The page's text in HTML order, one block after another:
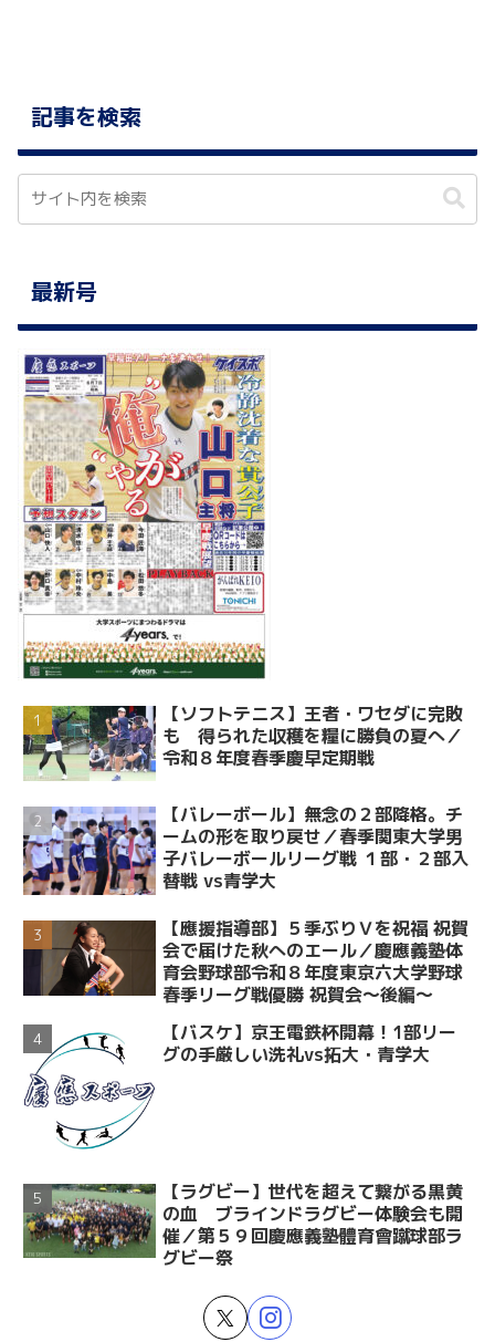
記事を検索
最新号
【ソフトテニス】王者・ワセダに完敗
も 得られた収穫を糧に勝負の夏へ／
令和８年度春季慶早定期戦
【バレーボール】無念の２部降格。チ
ームの形を取り戻せ／春季関東大学男
子バレーボールリーグ戦 １部・２部入
替戦 vs青学大
【應援指導部】５季ぶりＶを祝福 祝賀
会で届けた秋へのエール／慶應義塾体
育会野球部令和８年度東京六大学野球
春季リーグ戦優勝 祝賀会～後編～
【バスケ】京王電鉄杯開幕！1部リー
グの手厳しい洗礼vs拓大・青学大
【ラグビー】世代を超えて繋がる黒黄
の血 ブラインドラグビー体験会も開
催／第５９回慶應義塾體育會蹴球部ラ
グビー祭